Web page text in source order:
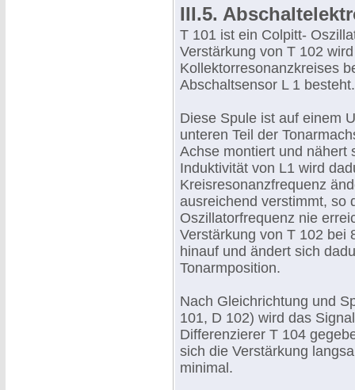
III.5.
T 101 ist ein Colpitt-
Verstärkung von T 102
Kollektorresonanzkreises
Abschaltsensor L 1 besteht.
Diese Spule ist auf einem
unteren Teil der
Achse montiert und nähert
Induktivität von L1 wird
Kreisresonanzfrequenz
ausreichend verstimmt, so
Oszillatorfrequenz nie
Verstärkung von T 102 bei
hinauf und ändert sich
Tonarmposition.
Nach Gleichrichtung und
101, D 102) wird das
Differenzierer T 104
sich die Verstärkung
minimal.